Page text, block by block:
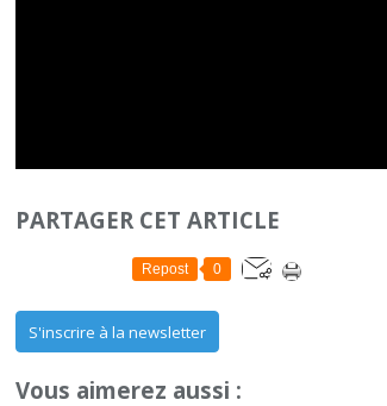
PARTAGER CET ARTICLE
Repost 0
S'inscrire à la newsletter
Vous aimerez aussi :